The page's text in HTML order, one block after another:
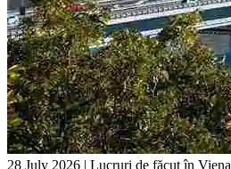
28 July 2026 | Lucruri de făcut în Viena